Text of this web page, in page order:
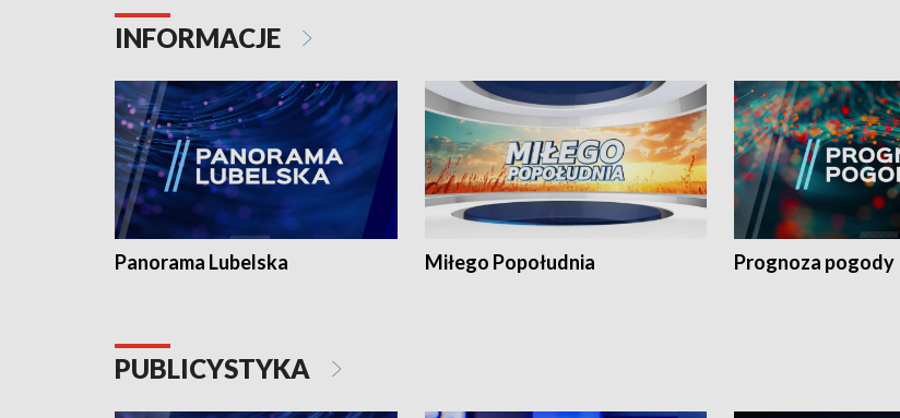
INFORMACJE
Panorama Lubelska Miłego Popołudnia Prognoza pogody
PUBLICYSTYKA